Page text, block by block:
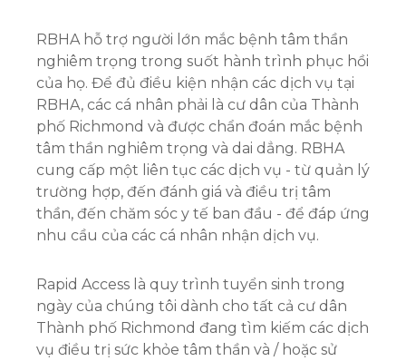
RBHA hỗ trợ người lớn mắc bệnh tâm thần
nghiêm trọng trong suốt hành trình phục hồi
của họ. Để đủ điều kiện nhận các dịch vụ tại
RBHA, các cá nhân phải là cư dân của Thành
phố Richmond và được chẩn đoán mắc bệnh
tâm thần nghiêm trọng và dai dẳng. RBHA
cung cấp một liên tục các dịch vụ - từ quản lý
trường hợp, đến đánh giá và điều trị tâm
thần, đến chăm sóc y tế ban đầu - để đáp ứng
nhu cầu của các cá nhân nhận dịch vụ.
Rapid Access là quy trình tuyển sinh trong
ngày của chúng tôi dành cho tất cả cư dân
Thành phố Richmond đang tìm kiếm các dịch
vụ điều trị sức khỏe tâm thần và / hoặc sử